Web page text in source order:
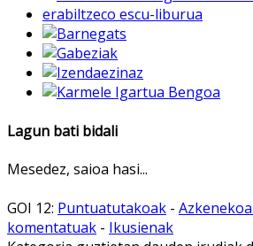
Lagun bati bidali
Mesedez, saioa hasi...
GOI 12: Puntuatutakoak -
komentatuak - Ikusienak